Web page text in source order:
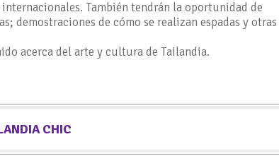
También tendrán la oportunidad de
demostraciones de cómo se realizan espadas y otras
acerca del arte y cultura de Tailandia.
CHIC